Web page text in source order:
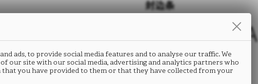
封边条
CORTECCIA
S173
封边条
CORTECCIA
S173
ads, to provide social media features and to analyse our traffic. We
our site with our social media, advertising and analytics partners who
you have provided to them or that they have collected from your